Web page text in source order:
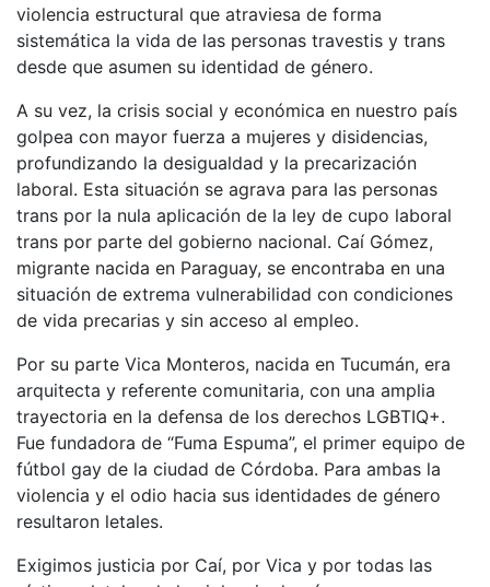
violencia estructural que atraviesa de forma
sistemática la vida de las personas travestis y trans
desde que asumen su identidad de género.
A su vez, la crisis social y económica en nuestro país
golpea con mayor fuerza a mujeres y disidencias,
profundizando la desigualdad y la precarización
laboral. Esta situación se agrava para las personas
trans por la nula aplicación de la ley de cupo laboral
trans por parte del gobierno nacional. Caí Gómez,
migrante nacida en Paraguay, se encontraba en una
situación de extrema vulnerabilidad con condiciones
de vida precarias y sin acceso al empleo.
Por su parte Vica Monteros, nacida en Tucumán, era
arquitecta y referente comunitaria, con una amplia
trayectoria en la defensa de los derechos LGBTIQ+.
Fue fundadora de “Fuma Espuma”, el primer equipo de
fútbol gay de la ciudad de Córdoba. Para ambas la
violencia y el odio hacia sus identidades de género
resultaron letales.
Exigimos justicia por Caí, por Vica y por todas las